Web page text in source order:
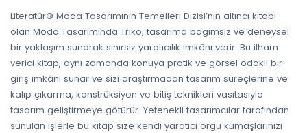
Literatür® Moda Tasarımının Temelleri Dizisi’nin altıncı kitabı
olan Moda Tasarımında Triko, tasarıma bağımsız ve deneysel
bir yaklaşım sunarak sınırsız yaratıcılık imkânı verir. Bu ilham
verici kitap, aynı zamanda konuya pratik ve görsel odaklı bir
giriş imkânı sunar ve sizi araştırmadan tasarım süreçlerine ve
kalıp çıkarma, konstrüksiyon ve bitiş teknikleri vasıtasıyla
tasarım geliştirmeye götürür. Yetenekli tasarımcılar tarafından
sunulan işlerle bu kitap size kendi yaratıcı örgü kumaşlarınızı